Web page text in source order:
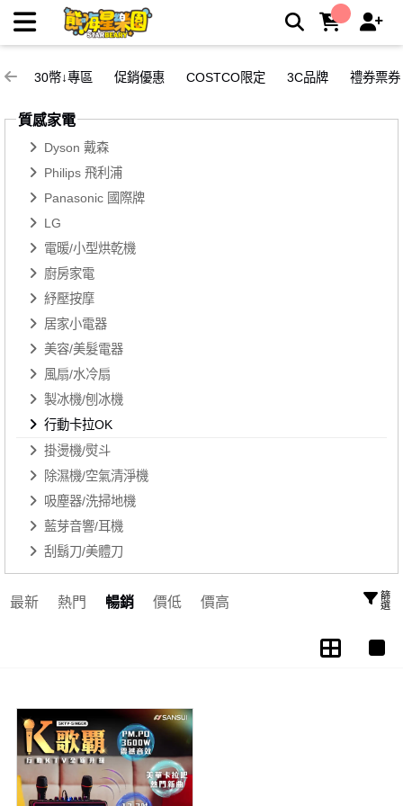
行動卡拉OK | 熊嗨星親子樂園夾娃娃機店
30幣↓專區 促銷優惠 COSTCO限定 3C品牌 禮券票券
質感家電
Dyson 戴森
Philips 飛利浦
Panasonic 國際牌
LG
電暖/小型烘乾機
廚房家電
紓壓按摩
居家小電器
美容/美髮電器
風扇/水冷扇
製冰機/刨冰機
行動卡拉OK
掛燙機/熨斗
除濕機/空氣清淨機
吸塵器/洗掃地機
藍芽音響/耳機
刮鬍刀/美體刀
最新 熱門 暢銷 價低 價高 篩選